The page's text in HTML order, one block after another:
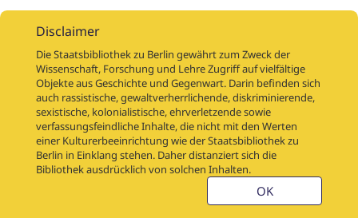
DigitalisierungsaufträgeÜberDigitalisierungsprojekteLinks
DigiworkflowWeitere digitalisierte Bestände
Kontakt
Nutzungsbedingungen
Startseite der SBB
Stabikat
Weitere Kataloge der SBB
Disclaimer
Die Staatsbibliothek zu Berlin gewährt zum Zweck der
Wissenschaft, Forschung und Lehre Zugriff auf vielfältige
Objekte aus Geschichte und Gegenwart. Darin befinden sich
auch rassistische, gewaltverherrlichende, diskriminierende,
sexistische, kolonialistische, ehrverletzende sowie
verfassungsfeindliche Inhalte, die nicht mit den Werten
einer Kulturerbeeinrichtung wie der Staatsbibliothek zu
Berlin in Einklang stehen. Daher distanziert sich die
Bibliothek ausdrücklich von solchen Inhalten.
OK